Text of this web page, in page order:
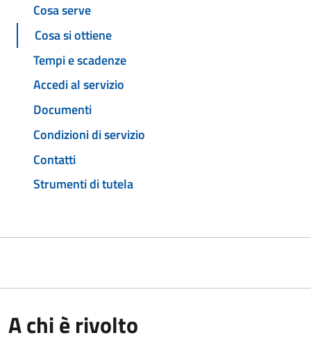
Cosa serve
Cosa si ottiene
Tempi e scadenze
Accedi al servizio
Documenti
Condizioni di servizio
Contatti
Strumenti di tutela
A chi è rivolto